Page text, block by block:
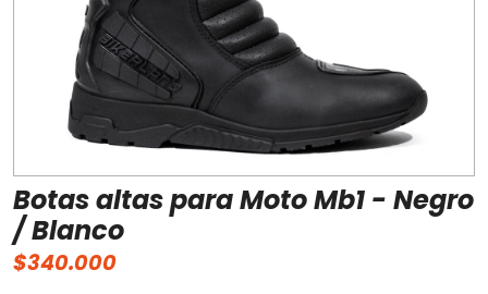
Botas altas para Moto Mb1 - Negro
/ Blanco
$340.000